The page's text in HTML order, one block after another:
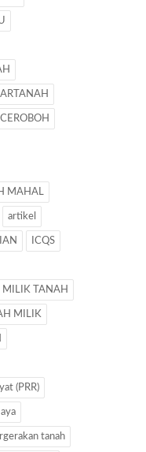
MAHAL
artikel
ICQS
MILIK TANAH
MILIK
(PRR)
tanah